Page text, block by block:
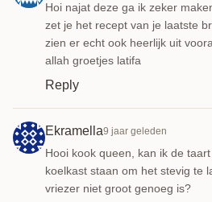
Hoi najat deze ga ik zeker
zet je het recept van je laatste
zien er echt ook heerlijk uit
allah groetjes latifa
Reply
Ekramella9 jaar geleden
Hooi kook queen, kan ik de
koelkast staan om het stevig te
vriezer niet groot genoeg is?